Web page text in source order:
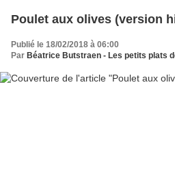
Poulet aux olives (version
Publié le 18/02/2018 à 06:00
Par Béatrice Butstraen - Les petits plats